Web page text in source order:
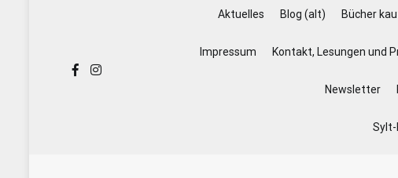
Aktuelles Blog (alt) Bücher
Impressum Kontakt, Lesungen und
Newsletter
Sylt-